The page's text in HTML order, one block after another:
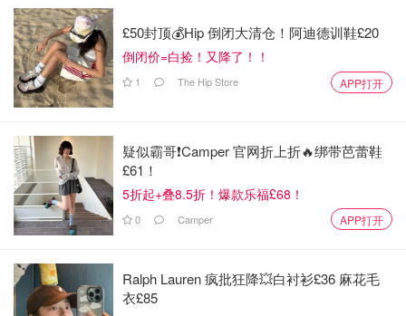
纪念堂下方有一个很小的MLK影像展示馆，一定记得探索一
2. MLK纪念堂
从林肯纪念堂往东南侧走，经过韩战纪念堂会到达马丁路德
金的纪念堂。
£50封顶💰Hip 倒闭大清仓！阿迪德训鞋£20
倒闭价=白捡！又降了！！
1 The Hip Store APP打开
疑似霸哥❗️Camper 官网折上折🔥绑带芭蕾鞋
£61！
5折起+叠8.5折！爆款乐福£68！
0 Camper APP打开
Ralph Lauren 疯批狂降💥白衬衫£36 麻花毛
衣£85